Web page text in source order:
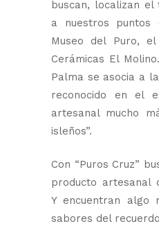
buscan, localizan
a nuestros
Museo del Puro,
Cerámicas El
Palma se asocia a
reconocido en el
artesanal mucho
isleños”.
Con “Puros Cruz”
producto artesanal
Y encuentran algo
sabores del